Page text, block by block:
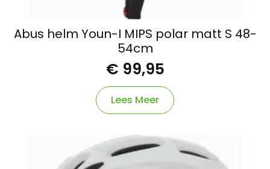
Abus helm Youn-I MIPS polar matt S 48-
54cm
€ 99,95
Lees Meer